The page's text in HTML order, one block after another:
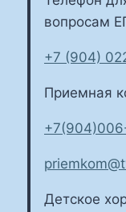
вопросам
+7 (904)
Приемная
Детское